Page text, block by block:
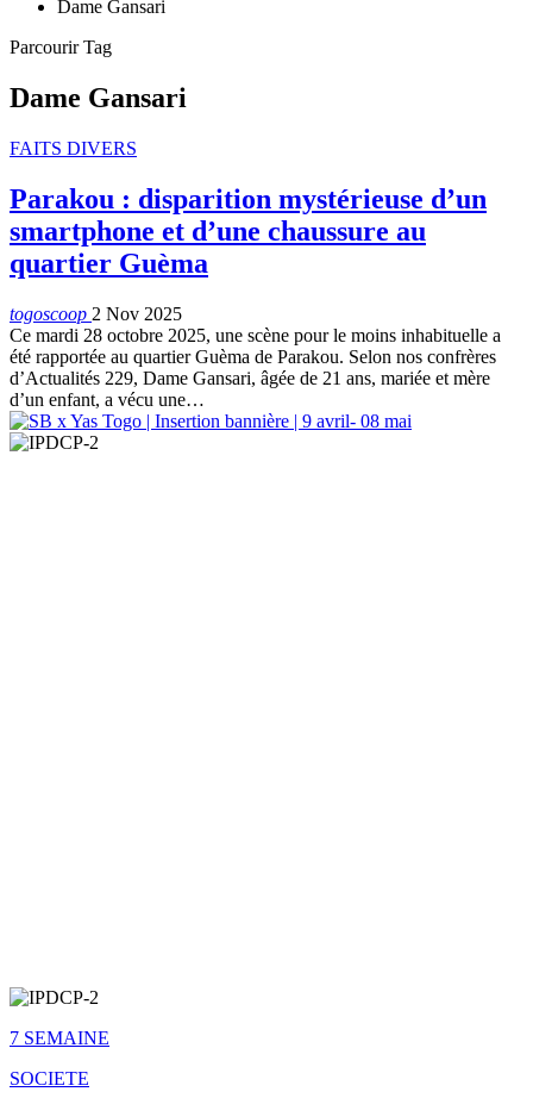
Dame Gansari
Parcourir Tag
Dame Gansari
FAITS DIVERS
Parakou : disparition mystérieuse d’un
smartphone et d’une chaussure au
quartier Guèma
togoscoop 2 Nov 2025
Ce mardi 28 octobre 2025, une scène pour le moins inhabituelle a
été rapportée au quartier Guèma de Parakou. Selon nos confrères
d’Actualités 229, Dame Gansari, âgée de 21 ans, mariée et mère
d’un enfant, a vécu une…
7 SEMAINE
SOCIETE